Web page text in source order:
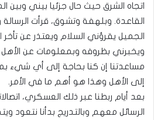
اتجاه الشرق حيث حال جزئيا بيني وبين
القاعدة. وبلهفة وتشوق، قرأت
الجميل يقرؤني السلام ويعتذر عن
ويخبرني بظروفه وبمعلومات عن
مساعدتنا إن كنا بحاجة إلى أي شيء
إلى الأهل وهذا هو أهم ما في الأمر.
بعد أيام ربطنا عبر ذلك العسكري،
الرسائل معهم وبالتدريج بدأنا نتعود